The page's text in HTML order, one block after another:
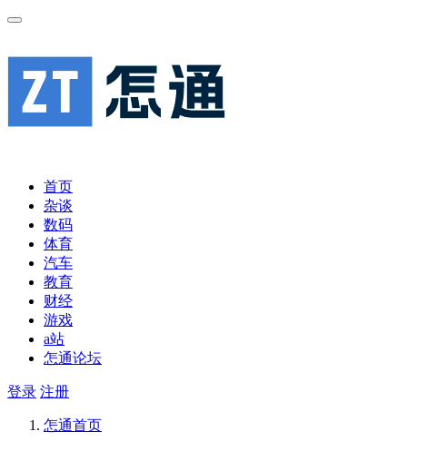
首页
杂谈
数码
体育
汽车
教育
财经
游戏
a站
怎通论坛
登录 注册
怎通首页